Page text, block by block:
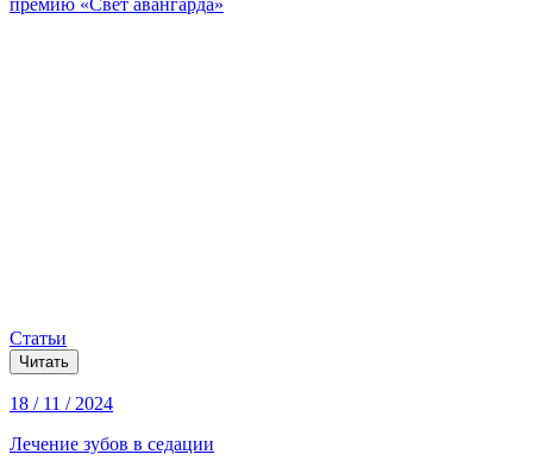
Статьи
Читать
18 / 11 / 2024
Лечение зубов в седации